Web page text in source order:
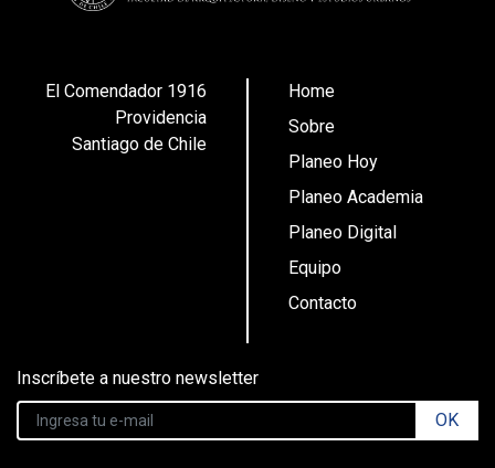
El Comendador 1916
Providencia
Santiago de Chile
Home
Sobre
Planeo Hoy
Planeo Academia
Planeo Digital
Equipo
Contacto
Inscríbete a nuestro newsletter
OK